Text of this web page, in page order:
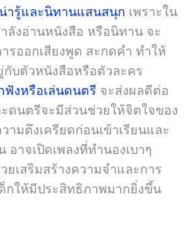
ารู้และนิทานแสนสนุก เพราะใน
ลังอ่านหนังสือ หรือนิทาน จะ
รออกเสียงพูด สะกดคำ ทำให้
กับตัวหนังสือหรือตัวละคร
ฟังหรือเล่นดนตรี จะส่งผลดีต่อ
ดนตรีจะมีส่วนช่วยให้จิตใจของ
ามตึงเครียดก่อนเข้าเรียนและ
อาจเปิดเพลงที่ทำนองเบาๆ
ยเสริมสร้างความจำและการ
ด็กให้มีประสิทธิภาพมากยิ่งขึ้น